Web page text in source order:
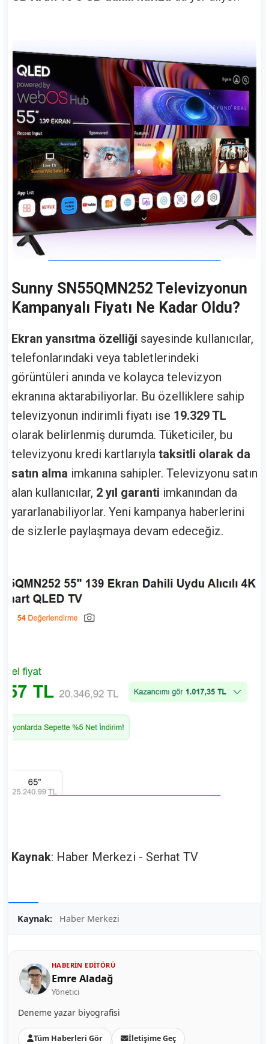
Sunny SN55QMN252 Televizyonun
Kampanyalı Fiyatı Ne Kadar Oldu?
Ekran yansıtma özelliği sayesinde kullanıcılar,
telefonlarındaki veya tabletlerindeki
görüntüleri anında ve kolayca televizyon
ekranına aktarabiliyorlar. Bu özelliklere sahip
televizyonun indirimli fiyatı ise 19.329 TL
olarak belirlenmiş durumda. Tüketiciler, bu
televizyonu kredi kartlarıyla taksitli olarak da
satın alma imkanına sahipler. Televizyonu satın
alan kullanıcılar, 2 yıl garanti imkanından da
yararlanabiliyorlar. Yeni kampanya haberlerini
de sizlerle paylaşmaya devam edeceğiz.
Kaynak: Haber Merkezi - Serhat TV
Kaynak: Haber Merkezi
HABERIN EDITÖRÜ
Emre Aladağ
Yönetici
Deneme yazar biyografisi
Tüm Haberleri Gör İletişime Geç